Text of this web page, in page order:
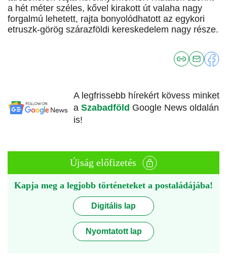
a hét méter széles, kővel kirakott út valaha nagy
forgalmú lehetett, rajta bonyolódhatott az egykori
etruszk-görög szárazföldi kereskedelem nagy része.
A legfrissebb hírekért kövess minket
a Szabadföld Google News oldalán
is!
Újság előfizetés
Kapja meg a legjobb történeteket a postaládájába!
Digitális lap
Nyomtatott lap